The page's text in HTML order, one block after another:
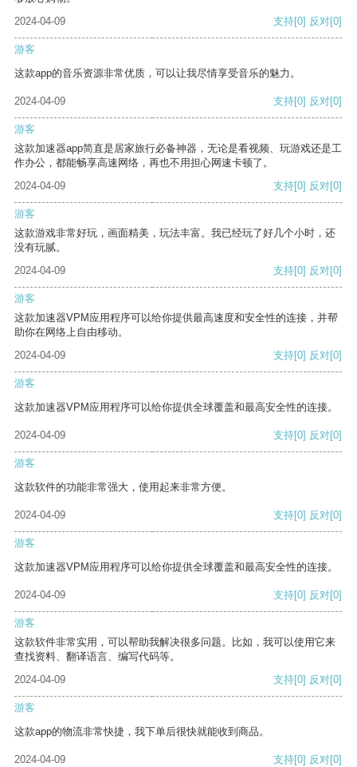
2024-04-09
支持[0] 反对[0]
游客
这款app的音乐资源非常优质，可以让我尽情享受音乐的魅力。
2024-04-09 支持[0] 反对[0]
游客
这款加速器app简直是居家旅行必备神器，无论是看视频、玩游戏还是工
作办公，都能畅享高速网络，再也不用担心网速卡顿了。
2024-04-09
支持[0] 反对[0]
游客
这款游戏非常好玩，画面精美，玩法丰富。我已经玩了好几个小时，还
没有玩腻。
2024-04-09
支持[0] 反对[0]
游客
这款加速器VPM应用程序可以给你提供最高速度和安全性的连接，并帮
助你在网络上自由移动。
2024-04-09
支持[0] 反对[0]
游客
这款加速器VPM应用程序可以给你提供全球覆盖和最高安全性的连接。
2024-04-09 支持[0] 反对[0]
游客
这款软件的功能非常强大，使用起来非常方便。
2024-04-09 支持[0] 反对[0]
游客
这款加速器VPM应用程序可以给你提供全球覆盖和最高安全性的连接。
2024-04-09 支持[0] 反对[0]
游客
这款软件非常实用，可以帮助我解决很多问题。比如，我可以使用它来
查找资料、翻译语言、编写代码等。
2024-04-09
支持[0] 反对[0]
游客
这款app的物流非常快捷，我下单后很快就能收到商品。
2024-04-09 支持[0] 反对[0]